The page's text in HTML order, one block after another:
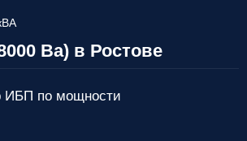
Ва) в Ростове
ИБП по мощности
Пройдите
получите: